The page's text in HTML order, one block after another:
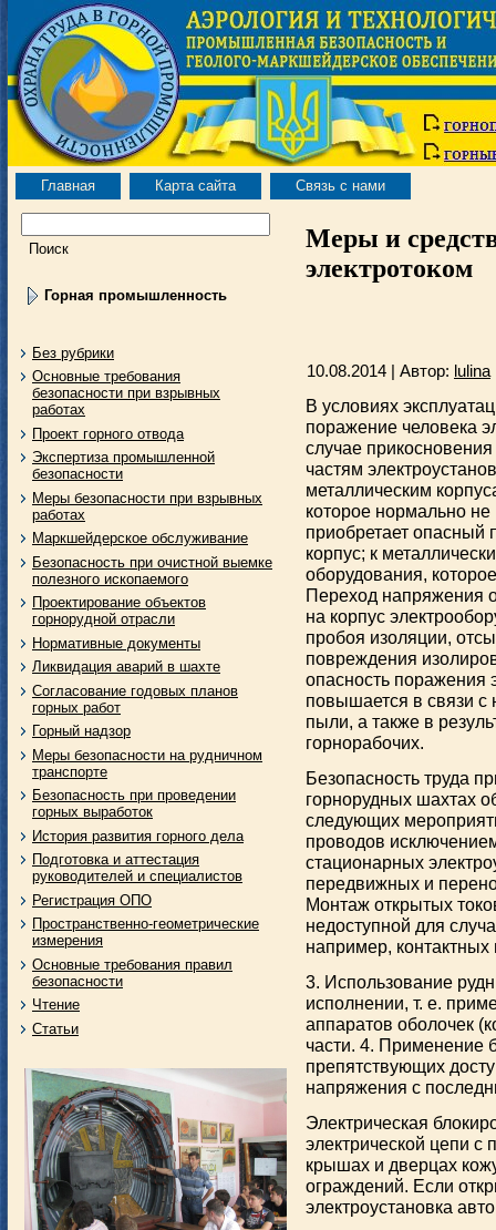
Главная Карта сайта Связь с нами
Горная промышленность
Без рубрики
Основные требования
безопасности при взрывных
работах
Проект горного отвода
Экспертиза промышленной
безопасности
Меры безопасности при взрывных
работах
Маркшейдерское обслуживание
Безопасность при очистной выемке
полезного ископаемого
Проектирование объектов
горнорудной отрасли
Нормативные документы
Ликвидация аварий в шахте
Согласование годовых планов
горных работ
Горный надзор
Меры безопасности на рудничном
транспорте
Безопасность при проведении
горных выработок
История развития горного дела
Подготовка и аттестация
руководителей и специалистов
Регистрация ОПО
Пространственно-геометрические
измерения
Основные требования правил
безопасности
Чтение
Статьи
Меры и
электротоком
10.08.2014 | Автор: lulina
В условиях
поражение человека
случае
частям
металлическим
которое нормально
приобретает опасный
корпус; к
оборудования,
Переход напряжения
на корпус
пробоя изоляции,
повреждения
опасность поражения
повышается в связи с
пыли, а также в
горнорабочих.
Безопасность труда
горнорудных шахтах
следующих
проводов
стационарных
передвижных и
Монтаж открытых
недоступной для
например, контактных
3. Использование
исполнении, т. е.
аппаратов оболочек
части. 4. Применение
препятствующих
напряжения с
Электрическая
электрической цепи
крышах и дверцах
ограждений. Если
электроустановка